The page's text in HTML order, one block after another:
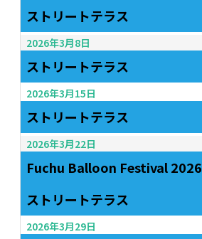
ストリートテラス
2026年3月8日
ストリートテラス
2026年3月15日
ストリートテラス
2026年3月22日
Fuchu Balloon Festival 2026
ストリートテラス
2026年3月29日